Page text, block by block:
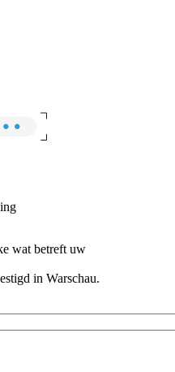
wat betreft uw
in Warschau.